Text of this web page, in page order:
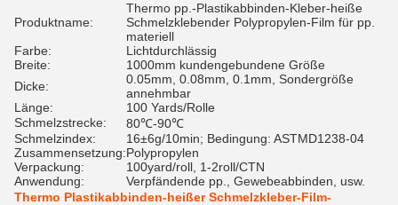
Produktname:
Thermo pp.-Plastikabbinden-Kleber-heiße
Schmelzklebender Polypropylen-Film für pp.
materiell
Farbe:
Lichtdurchlässig
Breite:
1000mm kundengebundene Größe
Dicke:
0.05mm, 0.08mm, 0.1mm, Sondergröße
annehmbar
Länge:
100 Yards/Rolle
Schmelzstrecke:
80℃-90℃
Schmelzindex:
16±6g/10min; Bedingung: ASTMD1238-04
Zusammensetzung:Polypropylen
Verpackung:
100yard/roll, 1-2roll/CTN
Anwendung:
Verpfändende pp., Gewebeabbinden, usw.
Thermo Plastikabbinden-heißer Schmelzkleber-Film-